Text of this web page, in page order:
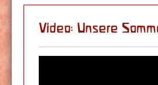
Video: Unsere